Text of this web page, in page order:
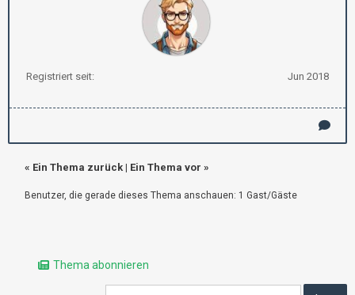
Registriert seit: Jun 2018
« Ein Thema zurück | Ein Thema vor »
Benutzer, die gerade dieses Thema anschauen: 1 Gast/Gäste
Thema abonnieren